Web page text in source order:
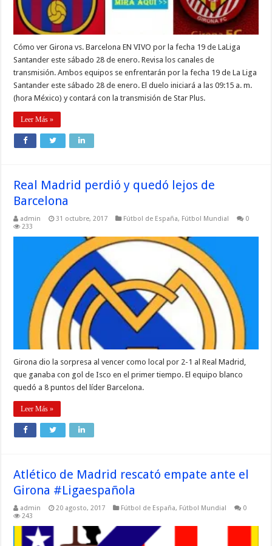
Cómo ver Girona vs. Barcelona EN VIVO por la fecha 19 de LaLiga
Santander este sábado 28 de enero. Revisa los canales de
transmisión. Ambos equipos se enfrentarán por la fecha 19 de La Liga
Santander este sábado 28 de enero. El duelo iniciará a las 09:15 a. m.
(hora México) y contará con la transmisión de Star Plus.
Leer Más »
Real Madrid perdió y quedó lejos de
Barcelona
admin 31 octubre, 2017 Fútbol de España, Fútbol Mundial
0
233
Girona dio la sorpresa al vencer como local por 2-1 al Real Madrid,
que ganaba con gol de Isco en el primer tiempo. El equipo blanco
quedó a 8 puntos del líder Barcelona.
Leer Más »
Atlético de Madrid rescató empate ante el
Girona #Ligaespañola
admin 20 agosto, 2017 Fútbol de España, Fútbol Mundial
0
243